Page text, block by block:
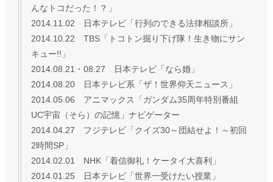
んなトコだった！？」
2014.11.02 日本テレビ「行列のできる法律相談所」
2014.10.22 TBS「トコトン掘り下げ隊！生き物にサン
キュー!!」
2014.08.21・08.27 日本テレビ「なら婚」
2014.08.20 日本テレビ系「ザ！世界仰天ニュース」
2014.05.06 アニマックス「ガンダム35周年特別番組
UC宇宙（そら）の記憶」ナビゲーター
2014.04.27 フジテレビ「クイズ30～団結せよ！～初回
2時間SP」
2014.02.01 NHK「着信御礼！ケータイ大喜利」
2014.01.25 日本テレビ「世界一受けたい授業」